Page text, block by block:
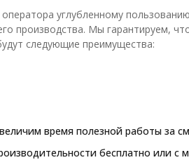
углубленному
производства. Мы гарантируем,
следующие преимущества:
время полезной работы за
бесплатно или